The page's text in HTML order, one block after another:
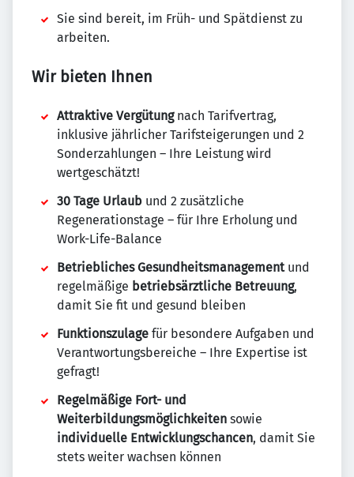
Sie sind bereit, im Früh- und Spätdienst zu
arbeiten.
Wir bieten Ihnen
Attraktive Vergütungnach Tarifvertrag,
inklusive jährlicher Tarifsteigerungen und 2
Sonderzahlungen – Ihre Leistung wird
wertgeschätzt!
30 Tage Urlaub und 2 zusätzliche
Regenerationstage – für Ihre Erholung und
Work-Life-Balance
Betriebliches Gesundheitsmanagementund
regelmäßige betriebsärztliche Betreuung,
damit Sie fit und gesund bleiben
Funktionszulage für besondere Aufgaben und
Verantwortungsbereiche – Ihre Expertise ist
gefragt!
Regelmäßige Fort- und
Weiterbildungsmöglichkeiten sowie
individuelle Entwicklungschancen, damit Sie
stets weiter wachsen können